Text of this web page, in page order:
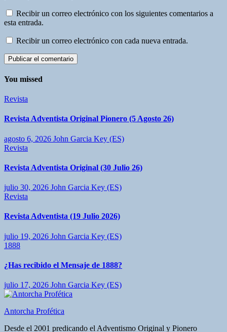
Recibir un correo electrónico con los siguientes comentarios a
esta entrada.
Recibir un correo electrónico con cada nueva entrada.
You missed
Revista
Revista Adventista Original Pionero (5 Agosto 26)
agosto 6, 2026 John Garcia Key (ES)
Revista
Revista Adventista Original (30 Julio 26)
julio 30, 2026 John Garcia Key (ES)
Revista
Revista Adventista (19 Julio 2026)
julio 19, 2026 John Garcia Key (ES)
1888
¿Has recibido el Mensaje de 1888?
julio 17, 2026 John Garcia Key (ES)
Antorcha Profética
Desde el 2001 predicando el Adventismo Original y Pionero